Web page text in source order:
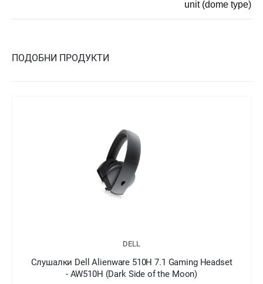
unit (dome type)
ПОДОБНИ ПРОДУКТИ
DELL
Слушалки Dell Alienware 510H 7.1 Gaming Headset
- AW510H (Dark Side of the Moon)